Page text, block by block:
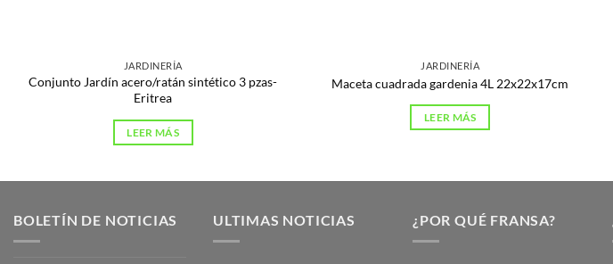
JARDINERÍA
Conjunto Jardín acero/ratán sintético 3 pzas-
Eritrea
LEER MÁS
JARDINERÍA
Maceta cuadrada gardenia 4L 22x22x17cm
LEER MÁS
BOLETÍN DE NOTICIAS ULTIMAS NOTICIAS ¿POR QUÉ FRANSA?